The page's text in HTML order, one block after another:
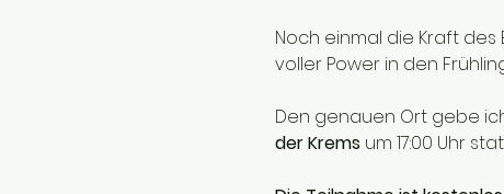
Noch einmal die Kraft
voller Power in den
Den genauen Ort gebe
der Krems um 17:00 Uhr